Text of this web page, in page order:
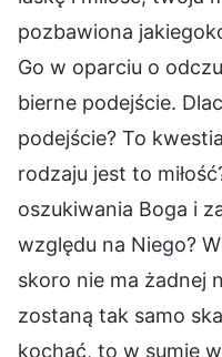
pozbawiona
Go w oparciu o
bierne podejście.
podejście? To
rodzaju jest to
oszukiwania Boga i
względu na Niego?
skoro nie ma żadnej
zostaną tak samo
kochać, to w sumie